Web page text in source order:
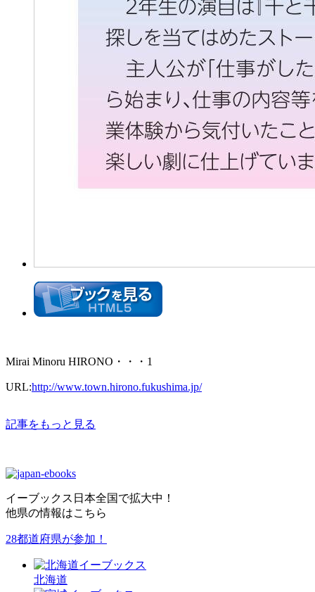
Mirai Minoru HIROΝΟ・・・1
URL:http://www.town.hirono.fukushima.jp/
記事をもっと見る
イーブックス日本全国で拡大中！
他県の情報はこちら
28都道府県が参加！
北海道